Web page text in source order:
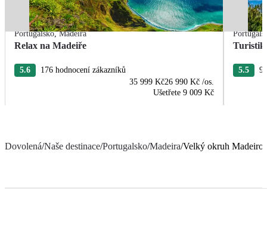
Portugalsko,Madeira
Relax na Madeiře
5.6
176 hodnocení zákazníků
35 999 Kč26 990 Kč /os.
Ušetřete 9 009 Kč
5.5
Dovolená/Naše destinace/Portugalsko/Madeira/Velký okruh